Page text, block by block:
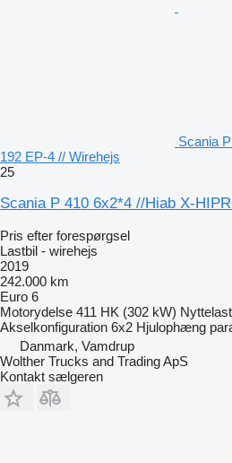
Scania
192 EP-4 // Wirehejs
25
Scania P 410 6x2*4 //Hiab X-
Pris efter forespørgsel
Lastbil - wirehejs
2019
242.000 km
Euro 6
Motorydelse 411 HK (302 kW) Nyttelast
Akselkonfiguration 6x2 Hjulophæng
Danmark, Vamdrup
Wolther Trucks and Trading ApS
Kontakt sælgeren